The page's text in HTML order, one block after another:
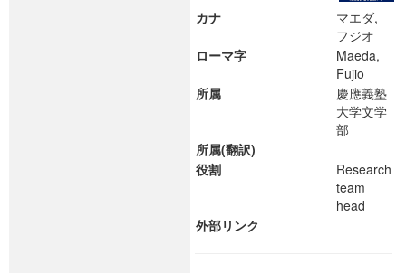
カナ
マエダ,
フジオ
ローマ字
Maeda,
Fujio
所属
慶應義塾
大学文学
部
所属(翻訳)
役割
Research
team
head
外部リンク